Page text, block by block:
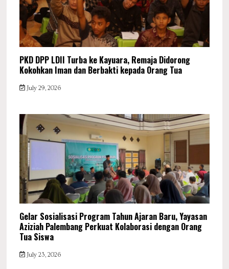
PKD DPP LDII Turba ke Kayuara, Remaja Didorong
Kokohkan Iman dan Berbakti kepada Orang Tua
July 29, 2026
Gelar Sosialisasi Program Tahun Ajaran Baru, Yayasan
Aziziah Palembang Perkuat Kolaborasi dengan Orang
Tua Siswa
July 23, 2026